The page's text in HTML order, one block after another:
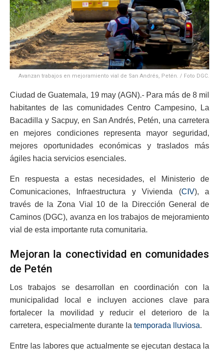
Avanzan trabajos en mejoramiento vial de San Andrés, Petén. / Foto DGC.
Ciudad de Guatemala, 19 may (AGN).- Para más de 8 mil
habitantes de las comunidades Centro Campesino, La
Bacadilla y Sacpuy, en San Andrés, Petén, una carretera
en mejores condiciones representa mayor seguridad,
mejores oportunidades económicas y traslados más
ágiles hacia servicios esenciales.
En respuesta a estas necesidades, el Ministerio de
Comunicaciones, Infraestructura y Vivienda (CIV), a
través de la Zona Vial 10 de la Dirección General de
Caminos (DGC), avanza en los trabajos de mejoramiento
vial de esta importante ruta comunitaria.
Mejoran la conectividad en comunidades
de Petén
Los trabajos se desarrollan en coordinación con la
municipalidad local e incluyen acciones clave para
fortalecer la movilidad y reducir el deterioro de la
carretera, especialmente durante la temporada lluviosa.
Entre las labores que actualmente se ejecutan destaca la